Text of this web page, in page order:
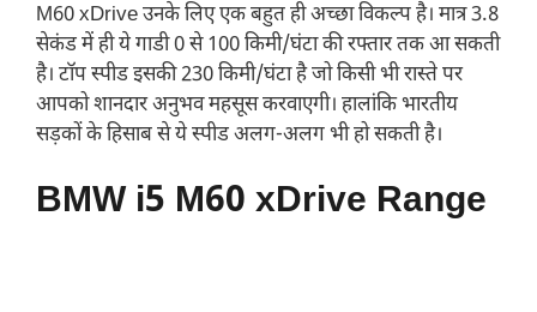
M60 xDrive उनके लिए एक बहुत ही अच्छा विकल्प है। मात्र 3.8
सेकंड में ही ये गाडी 0 से 100 किमी/घंटा की रफ्तार तक आ सकती
है। टॉप स्पीड इसकी 230 किमी/घंटा है जो किसी भी रास्ते पर
आपको शानदार अनुभव महसूस करवाएगी। हालांकि भारतीय
सड़कों के हिसाब से ये स्पीड अलग-अलग भी हो सकती है।
BMW i5 M60 xDrive Range